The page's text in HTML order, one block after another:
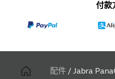
付款
配件 / Jabra